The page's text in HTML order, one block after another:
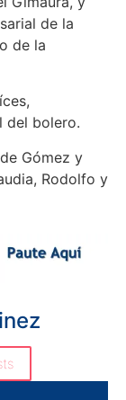
de la
de la
del bolero.
Gómez y
Rodolfo y